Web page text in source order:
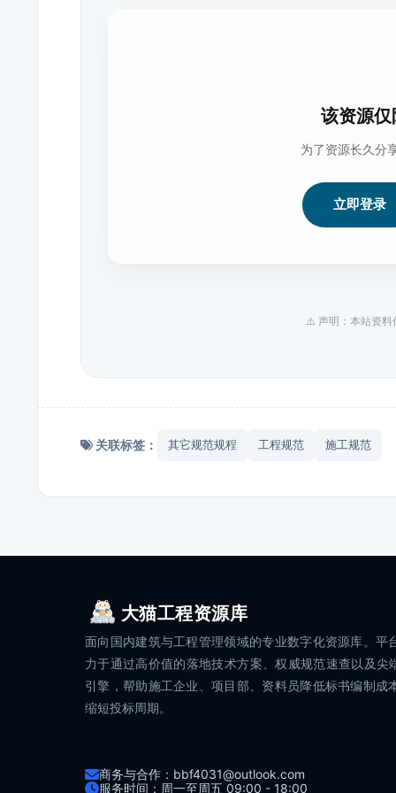
该资源
为了资源长久分
立即登录
⚠️ 声明：本站资料
关联标签： 其它规范规程 工程规范 施工规范
大猫工程资源库
面向国内建筑与工程管理领域的专业数字化资源库。平
力于通过高价值的落地技术方案、权威规范速查以及尖
引擎，帮助施工企业、项目部、资料员降低标书编制成
缩短投标周期。
商务与合作：bbf4031@outlook.com
服务时间：周一至周五 09:00 - 18:00